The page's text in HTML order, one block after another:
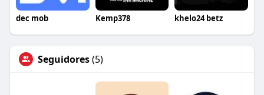
dec mob Kemp378 khelo24 betz
Seguidores(5)